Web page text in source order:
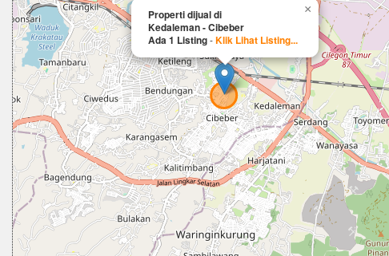
Properti dijual di
Kedaleman - Cibeber
Ada 1 Listing-Klik Lihat Listing...
×